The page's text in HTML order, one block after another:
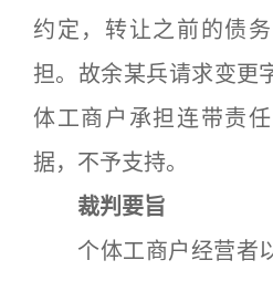
约定，转让之前的债
担。故余某兵请求变更
体工商户承担连带责
据，不予支持。
裁判要旨
个体工商户经营者